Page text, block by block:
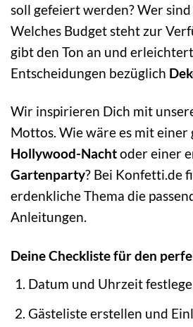
soll gefeiert werden? Wer sind
Welches Budget steht zur
gibt den Ton an und
Entscheidungen bezüglich
Wir inspirieren Dich mit
Mottos. Wie wäre es mit einer
Hollywood-Nachtoder einer
Gartenparty? Bei Konfetti.de
erdenkliche Thema die
Anleitungen.
Deine Checkliste für den
Datum und Uhrzeit
Gästeliste erstellen und